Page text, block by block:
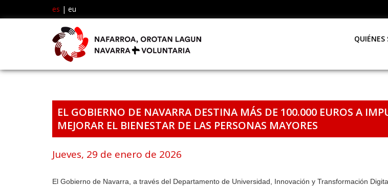
es | eu
QUIÉNES
EL GOBIERNO DE NAVARRA DESTINA MÁS DE 100.000 EUROS A
MEJORAR EL BIENESTAR DE LAS PERSONAS MAYORES
Jueves, 29 de enero de 2026
El Gobierno de Navarra, a través del Departamento de Universidad, Innovación y Transformación